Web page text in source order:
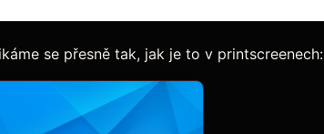
se přesně tak, jak je to v printscreenech: